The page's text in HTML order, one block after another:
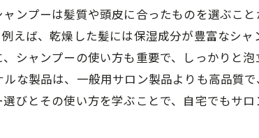
ンプーは髪質や頭皮に合ったものを選ぶこと
えば、乾燥した髪には保湿成分が豊富なシャ
シャンプーの使い方も重要で、しっかりと泡
な製品は、一般用サロン製品よりも高品質で
びとその使い方を学ぶことで、自宅でもサロ